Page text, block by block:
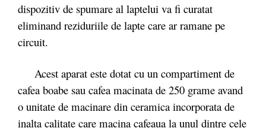
dispozitiv de spumare al laptelui va fi curatat
eliminand reziduriile de lapte care ar ramane pe
circuit.
Acest aparat este dotat cu un compartiment de
cafea boabe sau cafea macinata de 250 grame avand
o unitate de macinare din ceramica incorporata de
inalta calitate care macina cafeaua la unul dintre cele